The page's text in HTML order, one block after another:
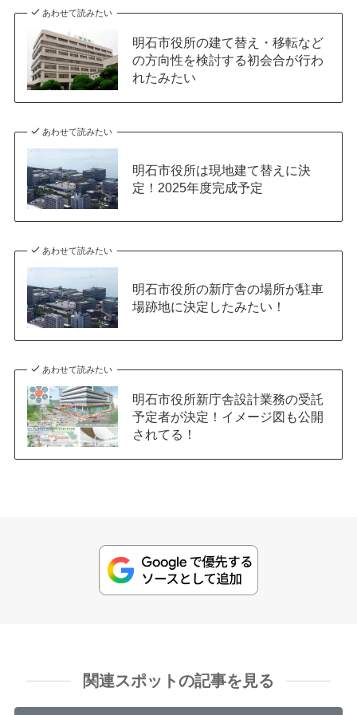
あわせて読みたい
明石市役所の建て替え・移転など
の方向性を検討する初会合が行わ
れたみたい
あわせて読みたい
明石市役所は現地建て替えに決
定！2025年度完成予定
あわせて読みたい
明石市役所の新庁舎の場所が駐車
場跡地に決定したみたい！
あわせて読みたい
明石市役所新庁舎設計業務の受託
予定者が決定！イメージ図も公開
されてる！
関連スポットの記事を見る